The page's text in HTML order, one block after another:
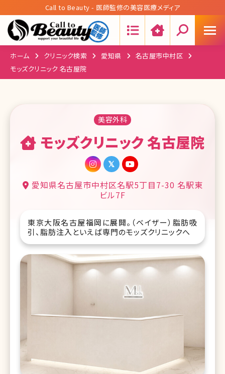
Call to Beauty - 医師監修の美容医療メディア
ホーム クリニック検索 愛知県
名古屋市中村区
モッズクリニック 名古屋院
美容外科
モッズクリニック 名古屋院
愛知県名古屋市中村区名駅5丁目7-30 名駅東
ビル7F
東京大阪名古屋福岡に展開。（ベイザー）脂肪吸
引、脂肪注入といえば専門のモッズクリニックへ